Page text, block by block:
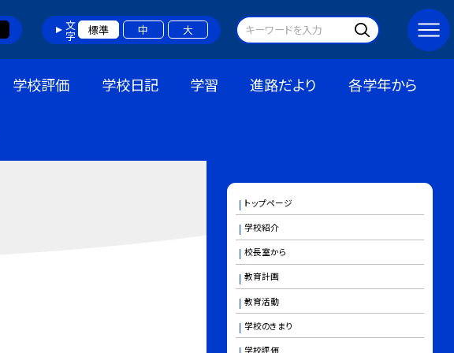
文字 標準 中 大
学校評価 学校日記 学習 進路だより 各学年から
トップページ
学校紹介
校長室から
教育計画
教育活動
学校のきまり
学校評価